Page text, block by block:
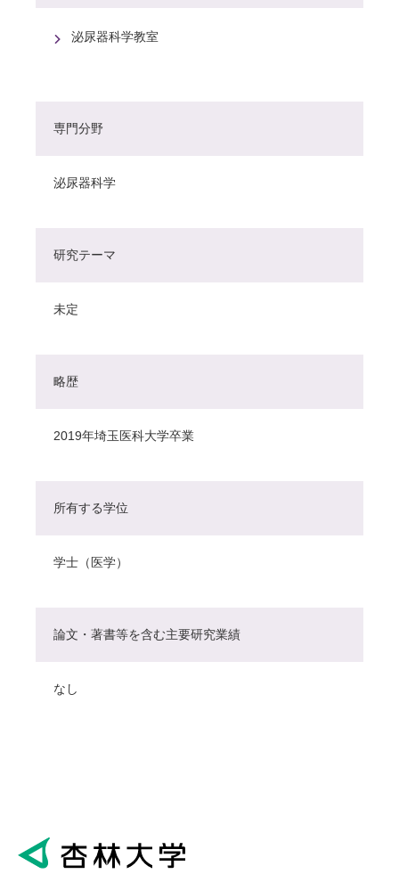
泌尿器科学教室
専門分野
泌尿器科学
研究テーマ
未定
略歴
2019年埼玉医科大学卒業
所有する学位
学士（医学）
論文・著書等を含む主要研究業績
なし